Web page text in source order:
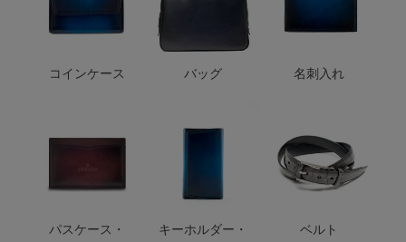
コインケース バッグ 名刺入れ
パスケース・
キーホルダー・
ベルト